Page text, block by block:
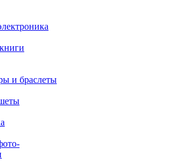
и браслеты